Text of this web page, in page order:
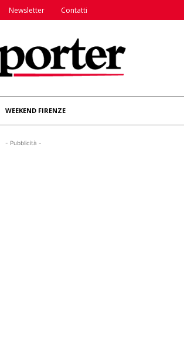
Newsletter Contatti
WEEKEND FIRENZE
- Pubblicità -